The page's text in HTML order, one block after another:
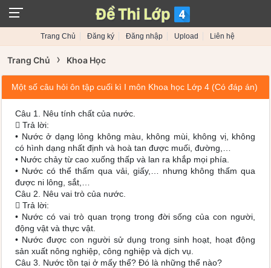
Trang Chủ Đăng ký Đăng nhập Upload Liên hệ
Trang Chủ › Khoa Học
Một số câu hỏi ôn tập cuối kì I môn Khoa học Lớp 4 (Có đáp án)
Câu 1. Nêu tính chất của nước.
 Trả lời:
• Nước ở dạng lỏng không màu, không mùi, không vị, không
có hình dạng nhất định và hoà tan được muối, đường,…
• Nước chảy từ cao xuống thấp và lan ra khắp mọi phía.
• Nước có thể thấm qua vải, giấy,… nhưng không thấm qua
được ni lông, sắt,…
Câu 2. Nêu vai trò của nước.
 Trả lời:
• Nước có vai trò quan trọng trong đời sống của con người,
động vật và thực vật.
• Nước được con người sử dụng trong sinh hoạt, hoạt động
sản xuất nông nghiệp, công nghiệp và dịch vụ.
Câu 3. Nước tồn tại ở mấy thể? Đó là những thể nào?